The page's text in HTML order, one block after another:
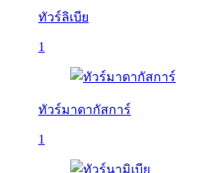
ทัวร์ลิเบีย
1
ทัวร์มาดากัสการ์
1